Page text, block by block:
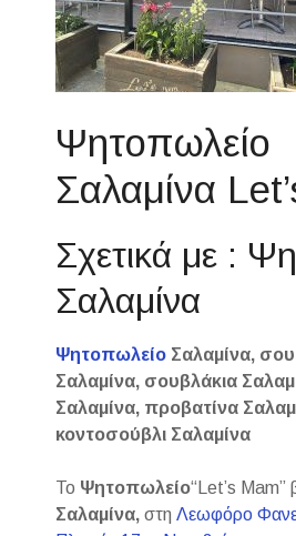
Ψητοπωλείο
Σαλαμίνα
Σχετικά με :
Σαλαμίνα
Ψητοπωλείο Σαλαμίνα,
Σαλαμίνα, σουβλάκια
Σαλαμίνα, προβατίνα
κοντοσούβλι Σαλαμίνα
Το Ψητοπωλείο“Let’s Mam”
Σαλαμίνα, στηΛεωφόρο